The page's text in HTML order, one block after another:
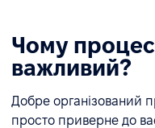
Чому
важливий?
Добре організований
просто приверне до